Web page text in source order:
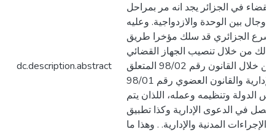
dc.description.abstract
للقضاء في الجزائر يجد انه مر بمراحل
بين الوحدة والازدواجية. وعليه
الجزائري قد سلك مؤخرا طريق
وذلك من خلال تنصيب الجهاز القضائي
الإداري من خلال القانون رقم 98/02 المتعلق
بالمحاكم الإدارية والقانون العضوي رقم 98/01
الدولة وتنظيمه وعمله، اللذان يتم
في الدعوى الإدارية وكذا تطبيق
الإجراءات المدنية والإدارية. . وهذا ما